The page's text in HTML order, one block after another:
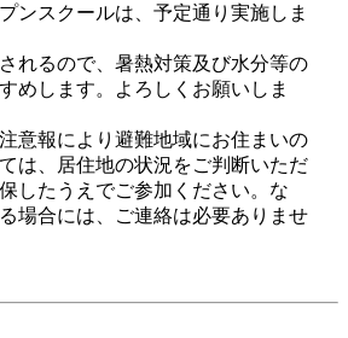
ンスクールは、予定通り実施しま
れるので、暑熱対策及び水分等の
めします。よろしくお願いしま
意報により避難地域にお住まいの
は、居住地の状況をご判断いただ
したうえでご参加ください。な
場合には、ご連絡は必要ありませ